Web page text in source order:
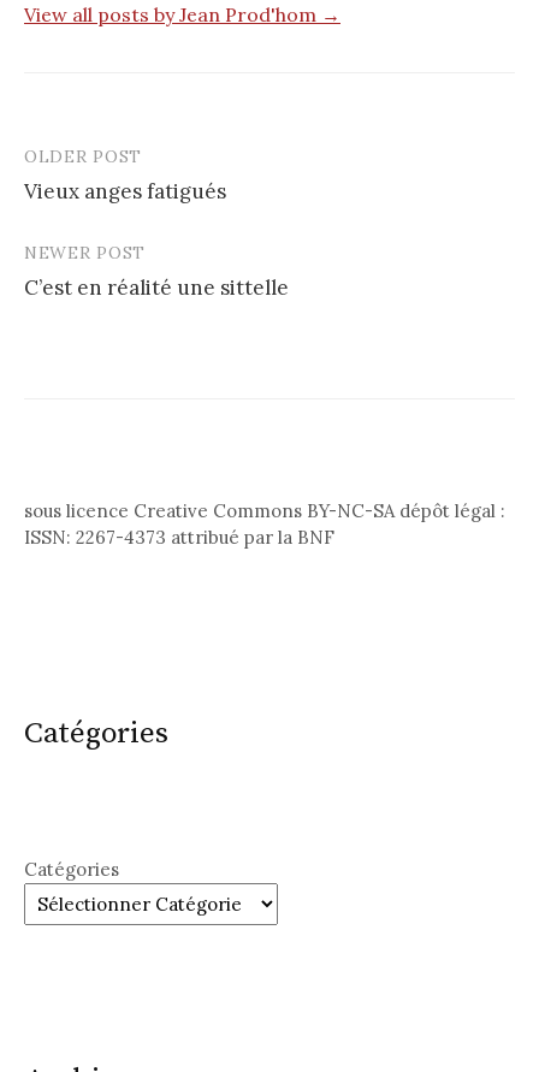
View all posts by Jean Prod'hom →
Post
navigation
OLDER POST
Vieux anges fatigués
NEWER POST
C’est en réalité une sittelle
sous licence Creative Commons BY-NC-SA dépôt légal :
ISSN: 2267-4373 attribué par la BNF
Catégories
Catégories